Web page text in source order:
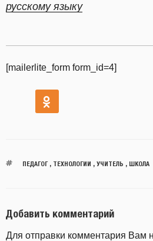
русскому языку
[mailerlite_form form_id=4]
ПЕДАГОГ, ТЕХНОЛОГИИ , УЧИТЕЛЬ , ШКОЛА
Добавить комментарий
Для отправки комментария Вам